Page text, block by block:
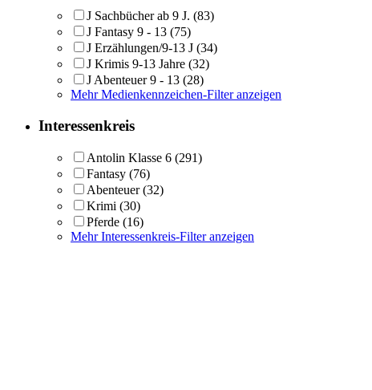
J Sachbücher ab 9 J. (83)
J Fantasy 9 - 13 (75)
J Erzählungen/9-13 J (34)
J Krimis 9-13 Jahre (32)
J Abenteuer 9 - 13 (28)
Mehr Medienkennzeichen-Filter anzeigen
Interessenkreis
Antolin Klasse 6 (291)
Fantasy (76)
Abenteuer (32)
Krimi (30)
Pferde (16)
Mehr Interessenkreis-Filter anzeigen